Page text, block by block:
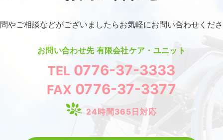
やご相談などがございましたらお気軽にお問い合わせくだ
お問い合わせ先 有限会社ケア・ユニット
TEL 0776-37-3333
FAX 0776-37-3377
24時間365日対応